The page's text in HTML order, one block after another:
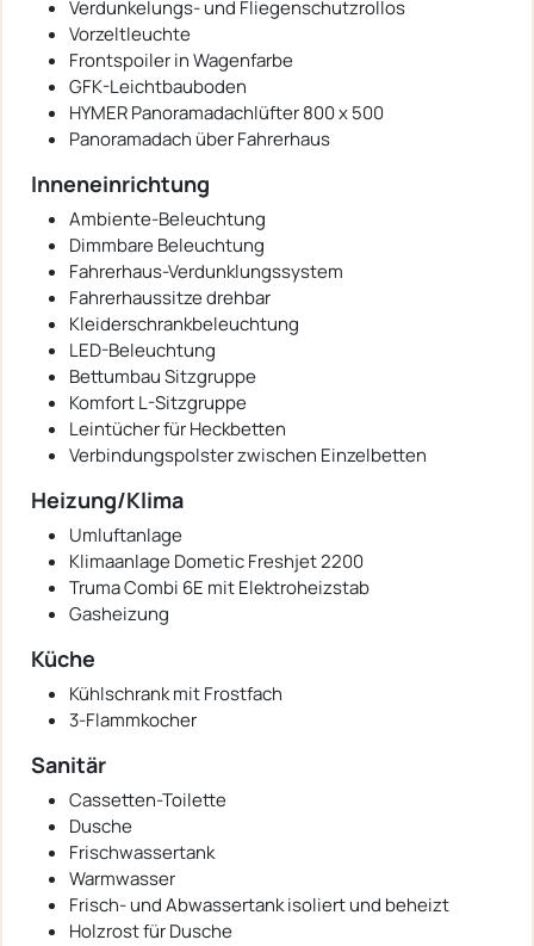
Verdunkelungs- und Fliegenschutzrollos
Vorzeltleuchte
Frontspoiler in Wagenfarbe
GFK-Leichtbauboden
HYMER Panoramadachlüfter 800 x 500
Panoramadach über Fahrerhaus
Inneneinrichtung
Ambiente-Beleuchtung
Dimmbare Beleuchtung
Fahrerhaus-Verdunklungssystem
Fahrerhaussitze drehbar
Kleiderschrankbeleuchtung
LED-Beleuchtung
Bettumbau Sitzgruppe
Komfort L-Sitzgruppe
Leintücher für Heckbetten
Verbindungspolster zwischen Einzelbetten
Heizung/Klima
Umluftanlage
Klimaanlage Dometic Freshjet 2200
Truma Combi 6E mit Elektroheizstab
Gasheizung
Küche
Kühlschrank mit Frostfach
3-Flammkocher
Sanitär
Cassetten-Toilette
Dusche
Frischwassertank
Warmwasser
Frisch- und Abwassertank isoliert und beheizt
Holzrost für Dusche